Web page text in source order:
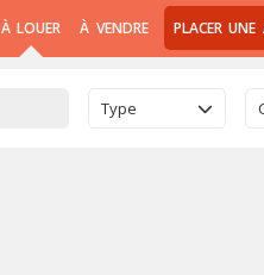
À LOUER À VENDRE PLACER
Type